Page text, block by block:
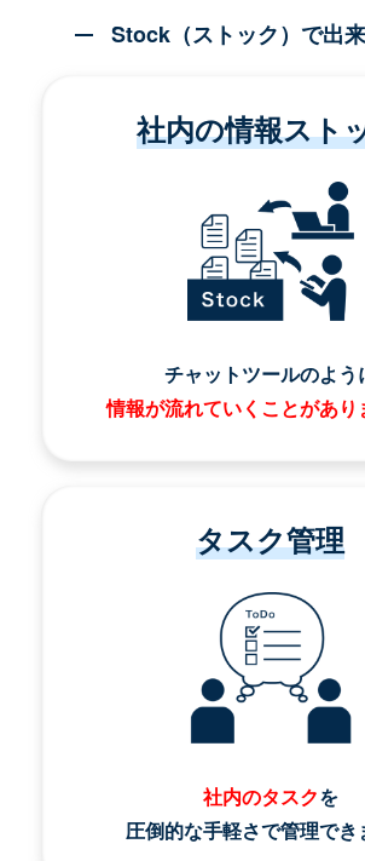
Stock（ストック）で出
社内の情報スト
チャットツールのよう
情報が流れていくことがあり
タスク管理
社内のタスクを
圧倒的な手軽さで管理でき